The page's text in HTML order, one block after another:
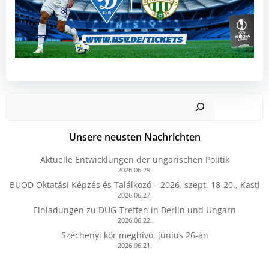
Unsere neusten Nachrichten
Aktuelle Entwicklungen der ungarischen Politik
2026.06.29.
BUOD Oktatási Képzés és Találkozó – 2026. szept. 18-20., Kastl
2026.06.27.
Einladungen zu DUG-Treffen in Berlin und Ungarn
2026.06.22.
Széchenyi kör meghívó, június 26-án
2026.06.21.